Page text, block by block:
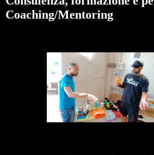
Coaching/Mentoring